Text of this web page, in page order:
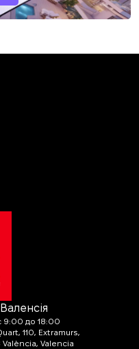
9:00 до 18:00
110, Extramurs,
Valencia